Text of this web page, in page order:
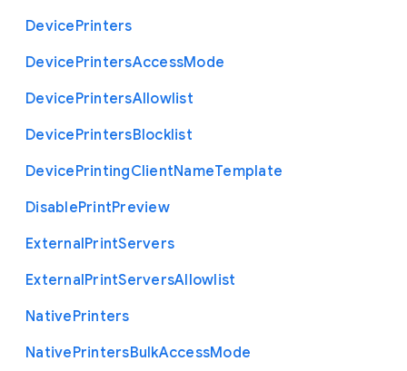
DevicePrinters
DevicePrintersAccessMode
DevicePrintersAllowlist
DevicePrintersBlocklist
DevicePrintingClientNameTemplate
DisablePrintPreview
ExternalPrintServers
ExternalPrintServersAllowlist
NativePrinters
NativePrintersBulkAccessMode